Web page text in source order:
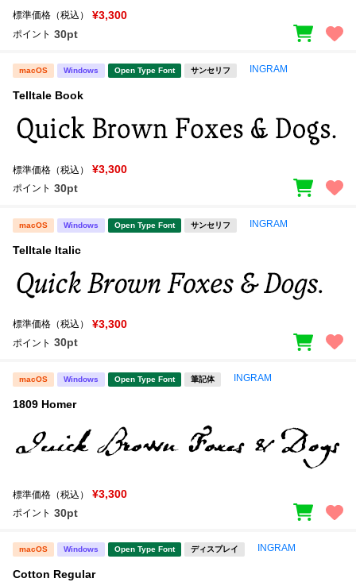
標準価格（税込） ¥3,300
ポイント 30pt
macOS Windows Open Type Font サンセリフ INGRAM
Telltale Book
標準価格（税込） ¥3,300
ポイント 30pt
macOS Windows Open Type Font サンセリフ INGRAM
Telltale Italic
標準価格（税込） ¥3,300
ポイント 30pt
macOS Windows Open Type Font 筆記体 INGRAM
1809 Homer
標準価格（税込） ¥3,300
ポイント 30pt
macOS Windows Open Type Font ディスプレイ INGRAM
Cotton Regular